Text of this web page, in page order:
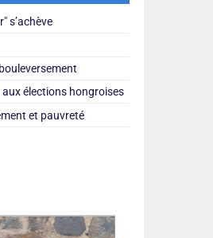
s’achève
aux élections hongroises
et pauvreté